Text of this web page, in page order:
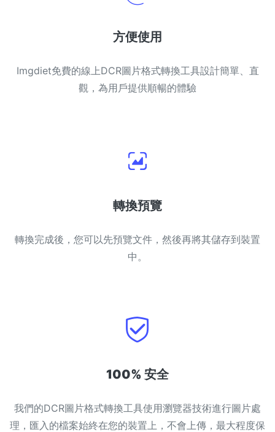
方便使用
Imgdiet免費的線上DCR圖片格式轉換工具設計簡單、直
觀，為用戶提供順暢的體驗
轉換預覽
轉換完成後，您可以先預覽文件，然後再將其儲存到裝置
中。
100% 安全
我們的DCR圖片格式轉換工具使用瀏覽器技術進行圖片處
理，匯入的檔案始終在您的裝置上，不會上傳，最大程度保